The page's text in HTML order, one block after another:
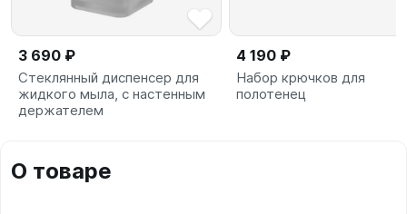
3 690 ₽
Стеклянный диспенсер для
жидкого мыла, с настенным
держателем
4 190 ₽
Набор крючков для
полотенец
О товаре